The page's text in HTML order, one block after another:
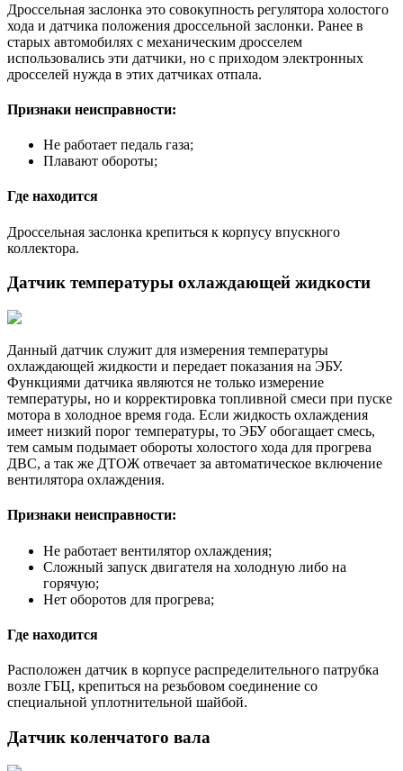
Дроссельная заслонка это совокупность регулятора холостого
хода и датчика положения дроссельной заслонки. Ранее в
старых автомобилях с механическим дросселем
использовались эти датчики, но с приходом электронных
дросселей нужда в этих датчиках отпала.
Признаки неисправности:
Не работает педаль газа;
Плавают обороты;
Где находится
Дроссельная заслонка крепиться к корпусу впускного
коллектора.
Датчик температуры охлаждающей жидкости
Данный датчик служит для измерения температуры
охлаждающей жидкости и передает показания на ЭБУ.
Функциями датчика являются не только измерение
температуры, но и корректировка топливной смеси при пуске
мотора в холодное время года. Если жидкость охлаждения
имеет низкий порог температуры, то ЭБУ обогащает смесь,
тем самым подымает обороты холостого хода для прогрева
ДВС, а так же ДТОЖ отвечает за автоматическое включение
вентилятора охлаждения.
Признаки неисправности:
Не работает вентилятор охлаждения;
Сложный запуск двигателя на холодную либо на
горячую;
Нет оборотов для прогрева;
Где находится
Расположен датчик в корпусе распределительного патрубка
возле ГБЦ, крепиться на резьбовом соединение со
специальной уплотнительной шайбой.
Датчик коленчатого вала